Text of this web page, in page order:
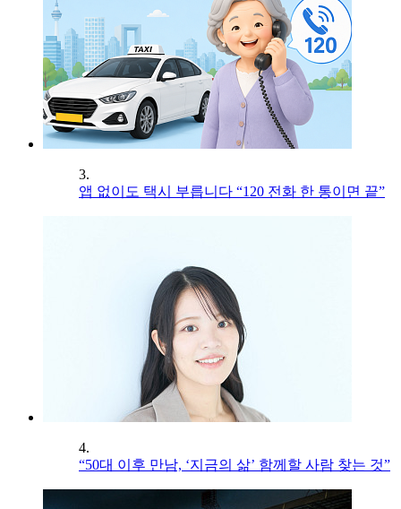
3.
앱 없이도 택시 부릅니다 “120 전화 한 통이면 끝”
4.
“50대 이후 만남, ‘지금의 삶’ 함께할 사람 찾는 것”